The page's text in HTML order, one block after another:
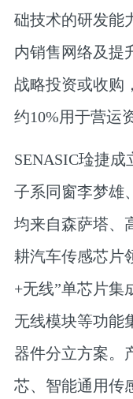
础技术的研发能
内销售网络及提
战略投资或收购
约10%用于营运
SENASIC琻捷
子系同窗李梦雄
均来自森萨塔、
耕汽车传感芯片
+无线”单芯片集
无线模块等功能
器件分立方案。
芯、智能通用传